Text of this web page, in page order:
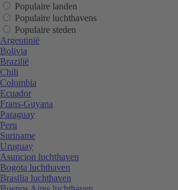
Populaire landen
Populaire luchthavens
Populaire steden
Argentinië
Bolivia
Brazilië
Chili
Colombia
Ecuador
Frans-Guyana
Paraguay
Peru
Suriname
Uruguay
Asuncion luchthaven
Bogota luchthaven
Brasilia luchthaven